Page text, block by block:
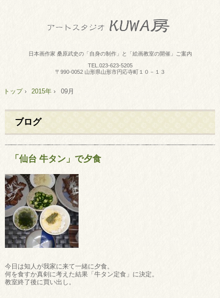
日本画作家 桑原武史の「自身の制作」と「絵画教室の開催」ご案内
TEL. 023-623-5205
〒990-0052 山形県山形市円応寺町１０－１３
トップ› 2015年 › 09月
ブログ
「仙台 牛タン」で夕食
今日は知人が我家に来て一緒に夕食。
何を食すか真剣に考えた結果「牛タン定食」に決定。
教室終了後に買い出し。